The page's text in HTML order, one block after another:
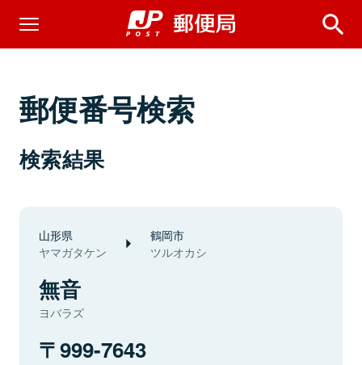
郵便番号検索
検索結果
山形県
ヤマガタケン
鶴岡市
ツルオカシ
無音
ヨバラズ
999-7643